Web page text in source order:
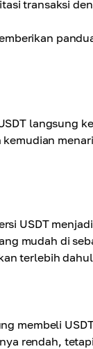
transaksi
langsung
USDT
mudah di
terlebih
membeli
rendah,